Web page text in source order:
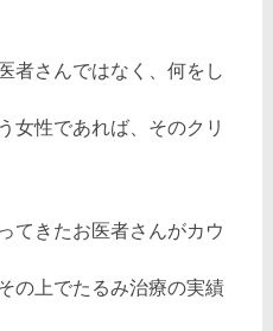
者さんではなく、何をし
女性であれば、そのクリ
てきたお医者さんがカウ
の上でたるみ治療の実績